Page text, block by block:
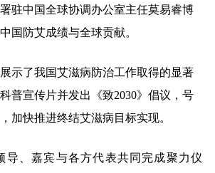
驻中国全球协调办公室主任莫易睿博
国防艾成绩与全球贡献。
示了我国艾滋病防治工作取得的显著
普宣传片并发出《致2030》倡议，号
加快推进终结艾滋病目标实现。
导、嘉宾与各方代表共同完成聚力仪